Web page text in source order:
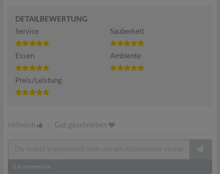
DETAILBEWERTUNG
Service
Sauberkeit
Essen Ambiente
Preis/Leistung
Hilfreich Gut geschrieben
0 Kommentare